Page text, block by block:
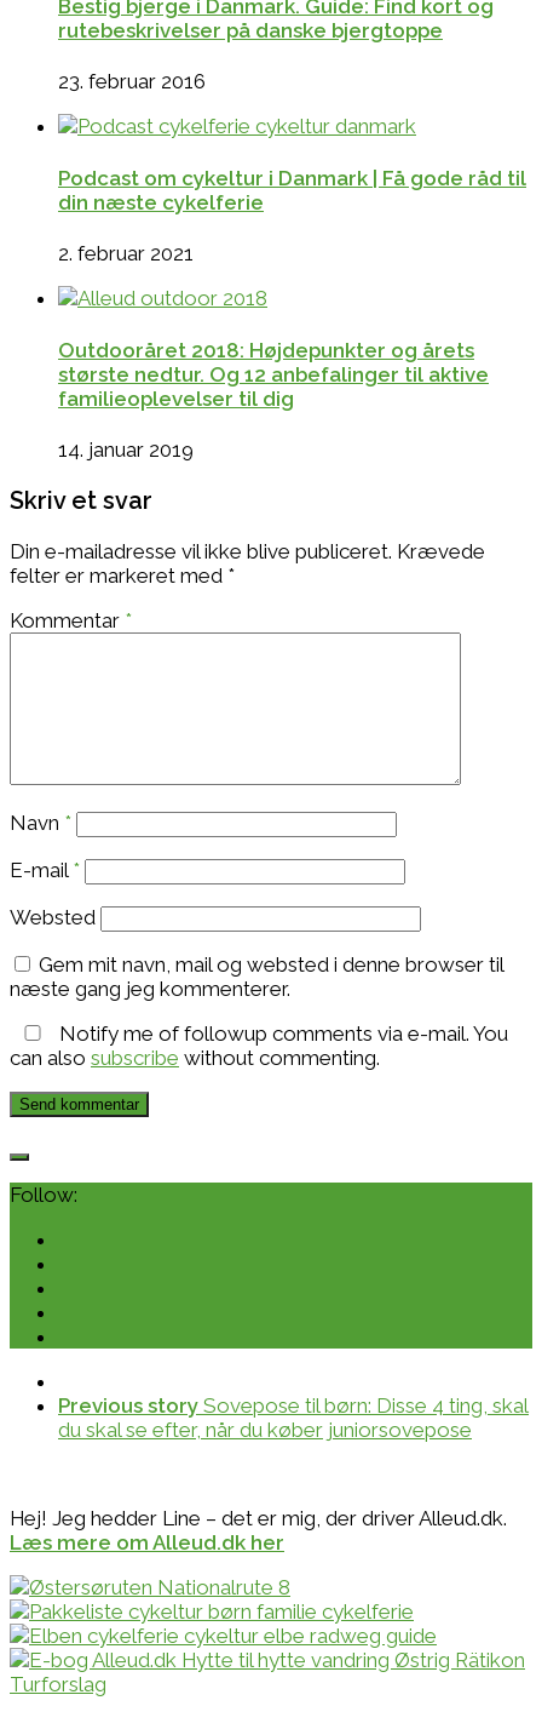
Bestig bjerge i Danmark. Guide: Find kort og
rutebeskrivelser på danske bjergtoppe
23. februar 2016
Podcast om cykeltur i Danmark | Få gode råd til
din næste cykelferie
2. februar 2021
Outdooråret 2018: Højdepunkter og årets
største nedtur. Og 12 anbefalinger til aktive
familieoplevelser til dig
14. januar 2019
Skriv et svar
Din e-mailadresse vil ikke blive publiceret. Krævede
felter er markeret med *
Kommentar *
Navn *
E-mail *
Websted
Gem mit navn, mail og websted i denne browser til
næste gang jeg kommenterer.
Notify me of followup comments via e-mail. You
can also subscribe without commenting.
Follow:
Previous story Sovepose til børn: Disse 4 ting, skal
du skal se efter, når du køber juniorsovepose
Hej! Jeg hedder Line – det er mig, der driver Alleud.dk.
Læs mere om Alleud.dk her